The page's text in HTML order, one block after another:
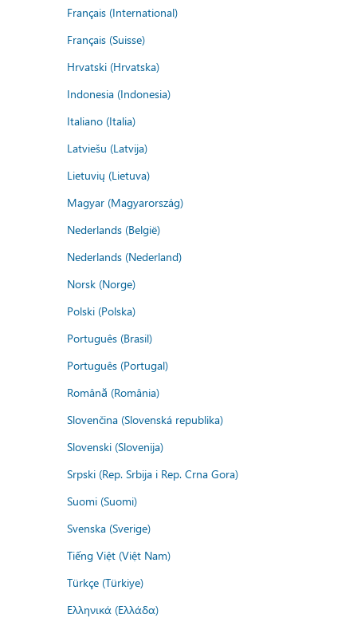
Français (International)
Français (Suisse)
Hrvatski (Hrvatska)
Indonesia (Indonesia)
Italiano (Italia)
Latviešu (Latvija)
Lietuvių (Lietuva)
Magyar (Magyarország)
Nederlands (België)
Nederlands (Nederland)
Norsk (Norge)
Polski (Polska)
Português (Brasil)
Português (Portugal)
Română (România)
Slovenčina (Slovenská republika)
Slovenski (Slovenija)
Srpski (Rep. Srbija i Rep. Crna Gora)
Suomi (Suomi)
Svenska (Sverige)
Tiếng Việt (Việt Nam)
Türkçe (Türkiye)
Ελληνικά (Ελλάδα)